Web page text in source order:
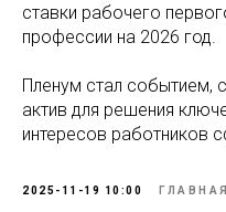
ставки рабочего
профессии на 2026 год.
Пленум стал событием,
актив для решения
интересов работников
2025-11-19 10:00